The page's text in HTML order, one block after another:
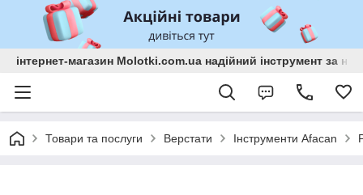
інтернет-магазин Molotki.com.ua надійний інструмент за
Товари та послуги Верстати Інструменти Afacan